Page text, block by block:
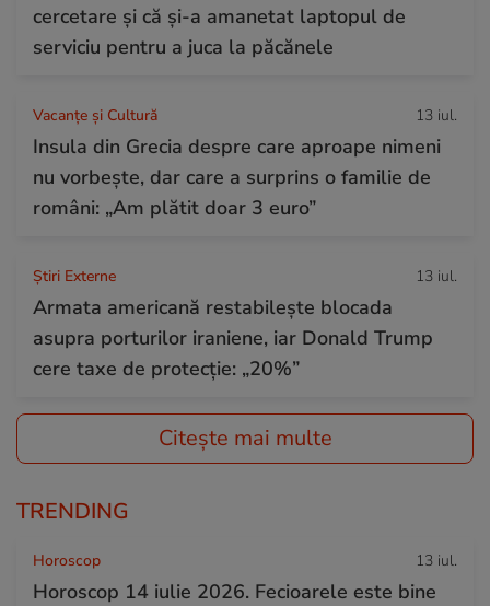
cercetare și că și-a amanetat laptopul de
serviciu pentru a juca la păcănele
Vacanțe și Cultură 13 iul.
Insula din Grecia despre care aproape nimeni
nu vorbește, dar care a surprins o familie de
români: „Am plătit doar 3 euro”
Știri Externe 13 iul.
Armata americană restabilește blocada
asupra porturilor iraniene, iar Donald Trump
cere taxe de protecție: „20%”
Citește mai multe
TRENDING
Horoscop 13 iul.
Horoscop 14 iulie 2026. Fecioarele este bine